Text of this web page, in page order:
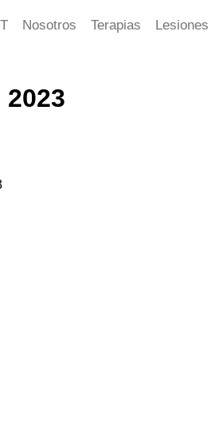
Nosotros Terapias Lesiones